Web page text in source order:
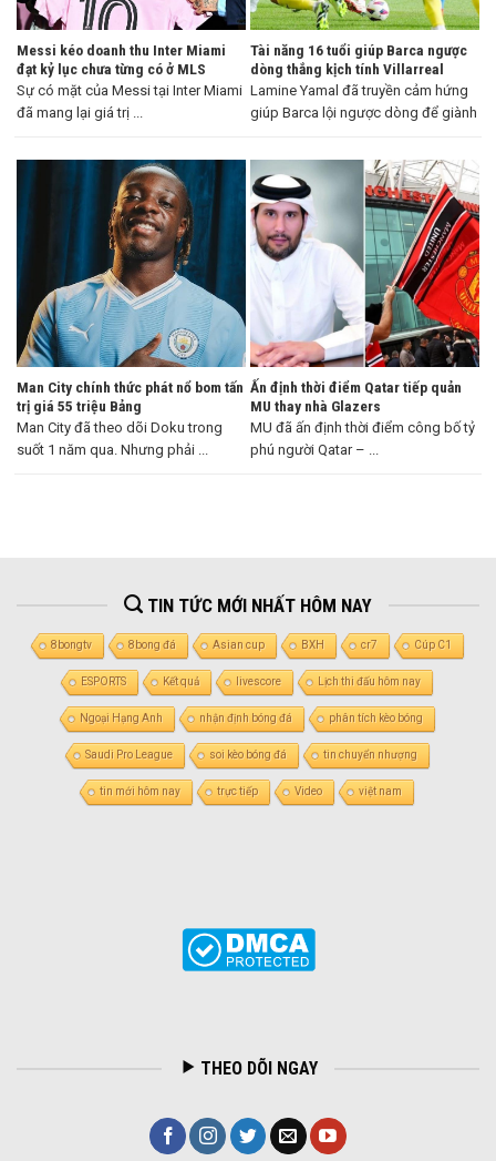
Messi kéo doanh thu Inter Miami
đạt kỷ lục chưa từng có ở MLS
Sự có mặt của Messi tại Inter Miami
đã mang lại giá trị ...
Tài năng 16 tuổi giúp Barca ngược
dòng thắng kịch tính Villarreal
Lamine Yamal đã truyền cảm hứng
giúp Barca lội ngược dòng để giành
Man City chính thức phát nổ bom tấn
trị giá 55 triệu Bảng
Man City đã theo dõi Doku trong
suốt 1 năm qua. Nhưng phải ...
Ấn định thời điểm Qatar tiếp quản
MU thay nhà Glazers
MU đã ấn định thời điểm công bố tỷ
phú người Qatar – ...
TIN TỨC MỚI NHẤT HÔM NAY
8bongtv 8bong đá Asian cup BXH cr7 Cúp C1
ESPORTS Kết quả livescore Lịch thi đấu hôm nay
Ngoại Hạng Anh nhận định bóng đá phân tích kèo bóng
Saudi Pro League soi kèo bóng đá tin chuyển nhượng
tin mới hôm nay trực tiếp Video việt nam
THEO DÕI NGAY